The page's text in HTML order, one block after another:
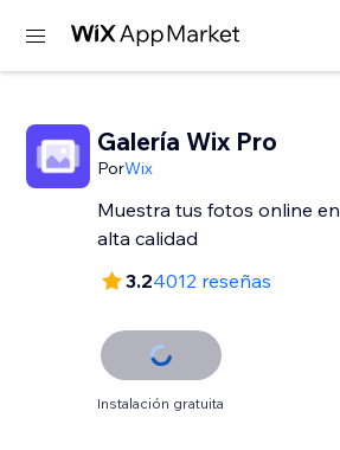
Galería Wix Pro
PorWix
Muestra tus fotos online
alta calidad
3.24012 reseñas
Instalación gratuita